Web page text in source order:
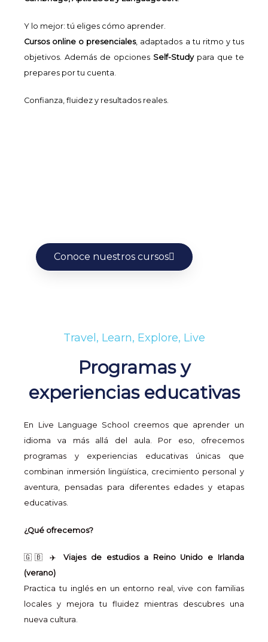
Conoce nuestros cursos
Y lo mejor: tú eliges cómo aprender.
Cursos online o presenciales, adaptados a tu ritmo y tus
objetivos. Además de opciones Self-Studypara que te
prepares por tu cuenta.
Confianza, fluidez y resultados reales.
Travel, Learn, Explore, Live
Programas y
experiencias educativas
En Live Language School creemos que aprender un
idioma va más allá del aula. Por eso, ofrecemos
programas y experiencias educativas únicas que
combinan inmersión lingüística, crecimiento personal y
aventura, pensadas para diferentes edades y etapas
educativas.
¿Qué ofrecemos?
🇬🇧 ✈️Viajes de estudios a Reino Unido e Irlanda
(verano)
Practica tu inglés en un entorno real, vive con familias
locales y mejora tu fluidez mientras descubres una
nueva cultura.